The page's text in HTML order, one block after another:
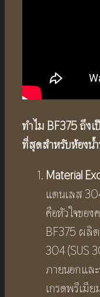
ทำไม BF375ถึงเ
ที่สุดสำหรับห้องน้
Material
แตนเลส
คือหัวใจขอ
BF375 ผลิ
304 (SUS
ภายนอกแล
เกรดพรีเมีย